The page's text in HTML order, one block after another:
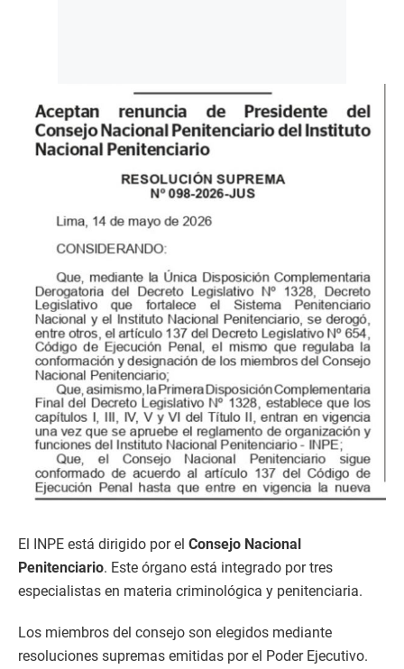
El INPE está dirigido por el Consejo Nacional
Penitenciario. Este órgano está integrado por tres
especialistas en materia criminológica y penitenciaria.
Los miembros del consejo son elegidos mediante
resoluciones supremas emitidas por el Poder Ejecutivo.